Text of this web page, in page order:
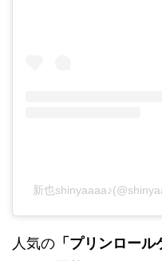
新也
人気の 「プリンロール